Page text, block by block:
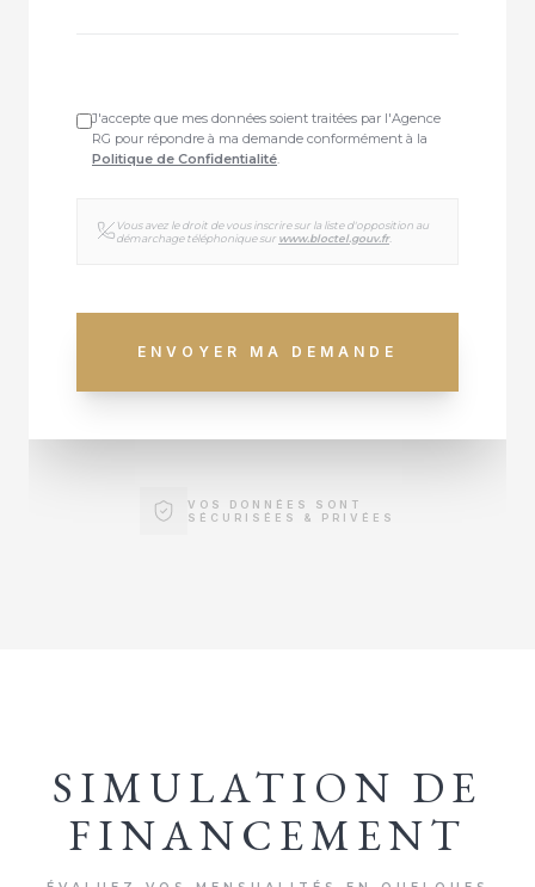
J'accepte que mes données soient traitées par l'Agence
RG pour répondre à ma demande conformément à la
Politique de Confidentialité
Vous avez le droit de vous inscrire sur la liste d'opposition au
démarchage téléphonique sur www.bloctel.gouv.fr.
ENVOYER MA DEMANDE
VOS DONNÉES SONT
SÉCURISÉES & PRIVÉES
SIMULATION DE
FINANCEMENT